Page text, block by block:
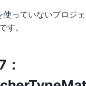
使っていないプロジ
す。